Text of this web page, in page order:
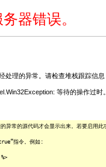
器错误。
处理的异常。请检查堆栈跟踪信
等待的操作过时。
异常的源代码才会显示出来。若要启用
指令。例如: